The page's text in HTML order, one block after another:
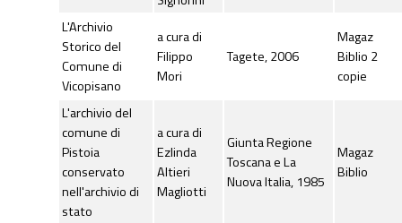
L'Archivio
Storico del
Comune di
Vicopisano
a cura di
Filippo
Mori
Tagete, 2006
Magaz
Biblio 2
copie
L'archivio del
comune di
Pistoia
conservato
nell'archivio di
stato
a cura di
Ezlinda
Altieri
Magliotti
Giunta Regione
Toscana e La
Nuova Italia, 1985
Magaz
Biblio